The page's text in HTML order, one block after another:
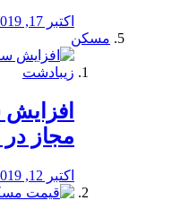
اکتبر 17, 2019
مسکن
مجاز در
اکتبر 12, 2019